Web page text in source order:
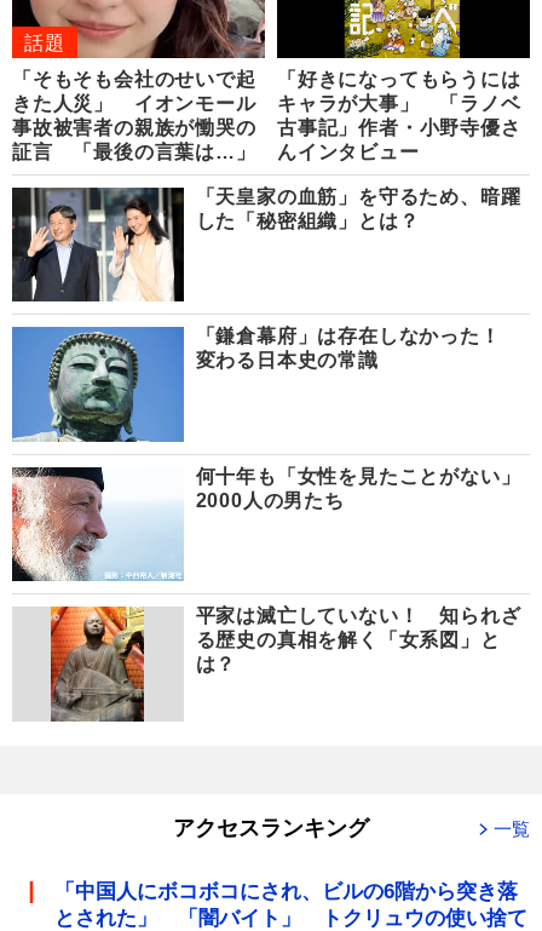
話題
「そもそも会社のせいで起
きた人災」 イオンモール
事故被害者の親族が慟哭の
証言 「最後の言葉は…」
「好きになってもらうには
キャラが大事」 「ラノベ
古事記」作者・小野寺優さ
んインタビュー
「天皇家の血筋」を守るため、暗躍
した「秘密組織」とは？
「鎌倉幕府」は存在しなかった！
変わる日本史の常識
何十年も「女性を見たことがない」
2000人の男たち
平家は滅亡していない！ 知られざ
る歴史の真相を解く「女系図」と
は？
アクセスランキング 一覧
「中国人にボコボコにされ、ビルの6階から突き落
とされた」 「闇バイト」 トクリュウの使い捨て